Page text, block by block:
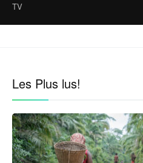
TV
Les Plus lus!